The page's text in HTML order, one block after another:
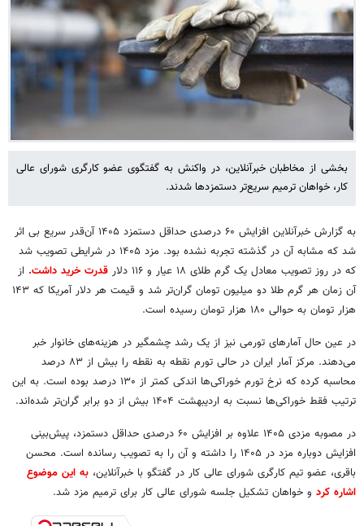
بخشی از مخاطبان خبرآنلاین، در واکنش به گفتگوی عضو کارگری شورای عالی
کار، خواهان ترمیم سریع‌تر دستمزدها شدند.
به گزارش خبرآنلاین افزایش ۶۰ درصدی حداقل دستمزد ۱۴۰۵ آن‌قدر سریع بی اثر
شد که مشابه آن در گذشته تجربه نشده بود. مزد ۱۴۰۵ در شرایطی تصویب شد
که در روز تصویب معادل یک گرم طلای ۱۸ عیار و ۱۱۶ دلار
قدرت خرید داشت. از
آن زمان هر گرم طلا دو میلیون تومان گران‌تر شد و قیمت هر دلار آمریکا که ۱۴۳
هزار تومان به حوالی ۱۸۰ هزار تومان رسیده است.
در عین حال آمارهای تورمی نیز از یک رشد چشمگیر در هزینه‌های خانوار خبر
می‌دهند. مرکز آمار ایران در حالی تورم نقطه به نقطه را بیش از ۸۳ درصد
محاسبه کرده که نرخ تورم خوراکی‌ها اندکی کمتر از ۱۳۰ درصد بوده است. به این
ترتیب فقط خوراکی‌ها نسبت به اردیبهشت ۱۴۰۴ بیش از دو برابر گران‌تر شده‌اند.
در مصوبه مزدی ۱۴۰۵ علاوه بر افزایش ۶۰ درصدی حداقل دستمزد، پیش‌بینی
افزایش دوباره مزد در ۱۴۰۵ را داشته و آن را به تصویب رسانده است. محسن
باقری، عضو تیم کارگری شورای عالی کار در گفتگو با خبرآنلاین، به این موضوع
اشاره کرد و خواهان تشکیل جلسه شورای عالی کار برای ترمیم مزد شد.